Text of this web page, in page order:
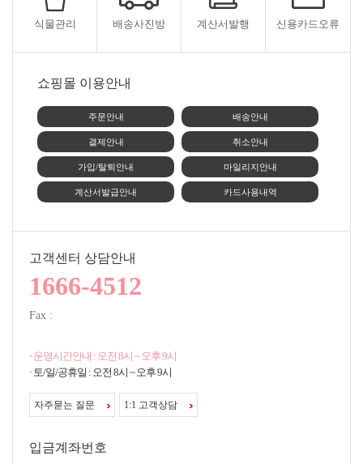
식물관리 배송사진방 계산서발행 신용카드오류
쇼핑몰 이용안내
주문안내 배송안내
결제안내 취소안내
가입/탈퇴안내 마일리지안내
계산서발급안내 카드사용내역
고객센터 상담안내
1666-4512
Fax :
· 운영시간안내 : 오전 8시 ~ 오후 9시
· 토/일/공휴일 : 오전 8시 ~ 오후 9시
자주묻는 질문 1:1 고객상담
입금계좌번호